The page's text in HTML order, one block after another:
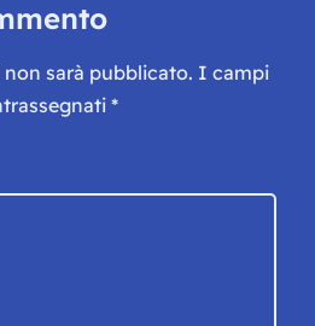
sarà pubblicato. I campi
*